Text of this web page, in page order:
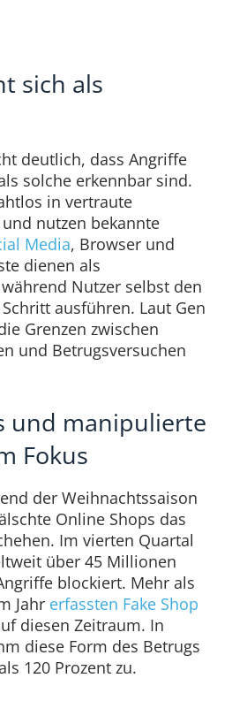
sich als
deutlich, dass Angriffe
solche erkennbar sind.
in vertraute
nutzen bekannte
Media, Browser und
dienen als
Nutzer selbst den
ausführen. Laut Gen
Grenzen zwischen
und Betrugsversuchen
und manipulierte
Fokus
der Weihnachtssaison
Online Shops das
Im vierten Quartal
über 45 Millionen
blockiert. Mehr als
Jahr erfassten Fake Shop
diesen Zeitraum. In
diese Form des Betrugs
120 Prozent zu.